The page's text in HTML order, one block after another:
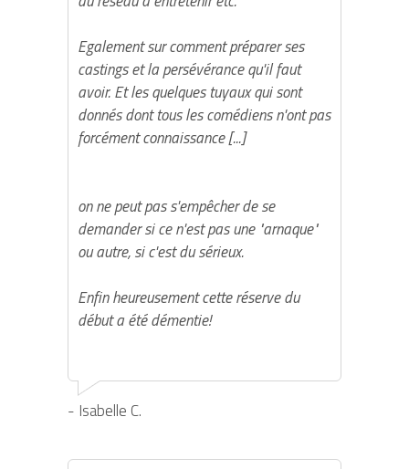
Egalement sur comment préparer ses
castings et la persévérance qu'il faut
avoir. Et les quelques tuyaux qui sont
donnés dont tous les comédiens n'ont pas
forcément connaissance [...]
on ne peut pas s'empêcher de se
demander si ce n'est pas une "arnaque"
ou autre, si c'est du sérieux.
Enfin heureusement cette réserve du
début a été démentie!
- Isabelle C.